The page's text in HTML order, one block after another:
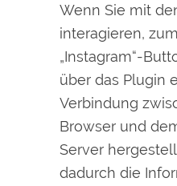
Wenn Sie mit
interagieren,
„Instagram“-
über das Plugin
Verbindung
Browser und
Server
dadurch die